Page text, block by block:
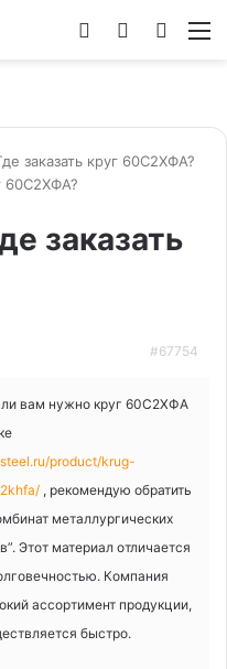
Switch
Войти
заказать круг 60С2ХФА?
60С2ХФА?
заказать
#67754
вам нужно круг 60С2ХФА
product/krug-
, рекомендую обратить
металлургических
Этот материал отличается
Компания
ассортимент продукции,
быстро.